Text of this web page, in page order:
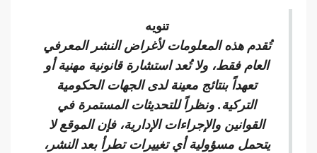
تنويه
تُقدم هذه المعلومات لأغراض النشر المعرفي
العام فقط، ولا تُعد استشارة قانونية مهنية أو
تعهداً بنتائج معينة لدى الجهات الحكومية
التركية. ونظراً للتحديثات المستمرة في
القوانين والإجراءات الإدارية، فإن الموقع لا
يتحمل مسؤولية أي تغييرات تطرأ بعد النشر،